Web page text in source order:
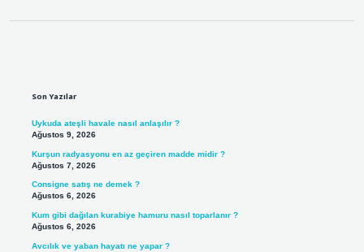
Son Yazılar
Uykuda ateşli havale nasıl anlaşılır ?
Ağustos 9, 2026
Kurşun radyasyonu en az geçiren madde midir ?
Ağustos 7, 2026
Consigne satış ne demek ?
Ağustos 6, 2026
Kum gibi dağılan kurabiye hamuru nasıl toparlanır ?
Ağustos 6, 2026
Avcılık ve yaban hayatı ne yapar ?